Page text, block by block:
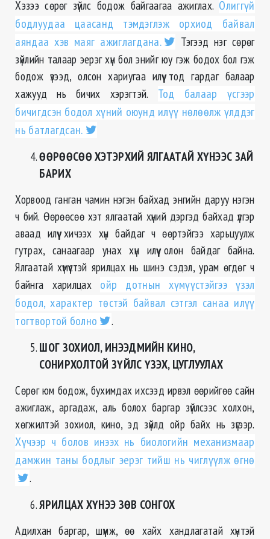
Хэзээ сөрөг зүйлс бодож байгаагаа ажиглах. Олиггүй
бодлуудаа цаасанд тэмдэглэж орхиод байвал
аяндаа хэв маяг ажиглагдана.
Тэгээд нэг сөрөг
зүйлийн талаар эерэг хүн бол энийг юу гэж бодох бол гэж
бодож үзээд, олсон хариугаа илүү тод гардаг балаар
хажууд нь бичих хэрэгтэй. Тод балаар үсгээр
бичигдсэн бодол хүний оюунд илүү нөлөөлж үлддэг
нь батлагдсан.
ӨӨРӨӨСӨӨ ХЭТЭРХИЙ ЯЛГААТАЙ ХҮНЭЭС ЗАЙ
БАРИХ
Хорвоод ганган чамин нэгэн байхад энгийн даруу нэгэн
ч бий. Өөрөөсөө хэт ялгаатай хүний дэргэд байхад үлгэр
аваад илүү хичээх хүн байдаг ч өөртэйгээ харьцуулж
гутрах, санаагаар унах хүн илүү олон байдаг байна.
Ялгаатай хүмүүстэй ярилцах нь шинэ сэдэл, урам өгдөг ч
байнга харилцах ойр дотнын хүмүүстэйгээ үзэл
бодол, характер төстэй байвал сэтгэл санаа илүү
тогтвортой болно
.
ШОГ ЗОХИОЛ, ИНЭЭДМИЙН КИНО,
СОНИРХОЛТОЙ ЗҮЙЛС ҮЗЭХ, ЦУГЛУУЛАХ
Сөрөг юм бодож, бухимдах ихсээд ирвэл өөрийгөө сайн
ажиглаж, аргадаж, аль болох баргар зүйлсээс холхон,
хөгжилтэй зохиол, кино, эд зүйлд ойр байх нь зүгээр.
Хүчээр ч болов инээх нь биологийн механизмаар
дамжин таны бодлыг эерэг тийш нь чиглүүлж өгнө
.
ЯРИЛЦАХ ХҮНЭЭ ЗӨВ СОНГОХ
Адилхан баргар, шүүмж, өө хайх хандлагатай хүнтэй